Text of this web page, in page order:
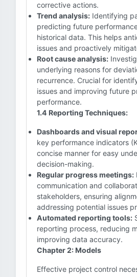
corrective actions.
Trend analysis: Identifying
predicting future
historical data. This helps
issues and proactively
Root cause analysis:
underlying reasons for
recurrence. Crucial for
issues and improving future
performance.
1.4 Reporting Techniques:
Dashboards and visual
key performance indicators
concise manner for easy
decision-making.
Regular progress meetings:
communication and
stakeholders, ensuring
addressing potential issues
Automated reporting tools:
reporting process, reducing
improving data accuracy.
Chapter 2: Models
Effective project control